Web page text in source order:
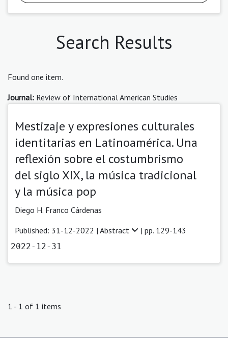
Search Results
Found one item.
Journal: Review of International American Studies
Mestizaje y expresiones culturales
identitarias en Latinoamérica. Una
reflexión sobre el costumbrismo
del siglo XIX, la música tradicional
y la música pop
Diego H. Franco Cárdenas
Published: 31-12-2022 | Abstract | pp. 129-143
2022-12-31
1 - 1 of 1 items